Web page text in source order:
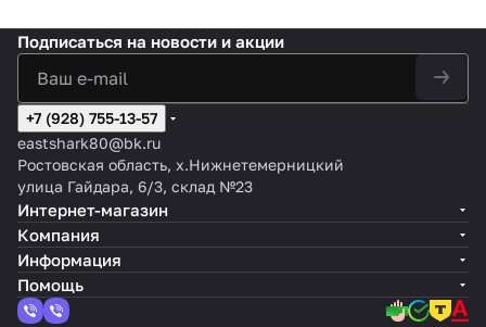
Подписаться на новости и акции
+7 (928) 755-13-57
eastshark80@bk.ru
Ростовская область, х.Нижнетемерницкий
улица Гайдара, 6/3, склад №23
Интернет-магазин
Компания
Информация
Помощь